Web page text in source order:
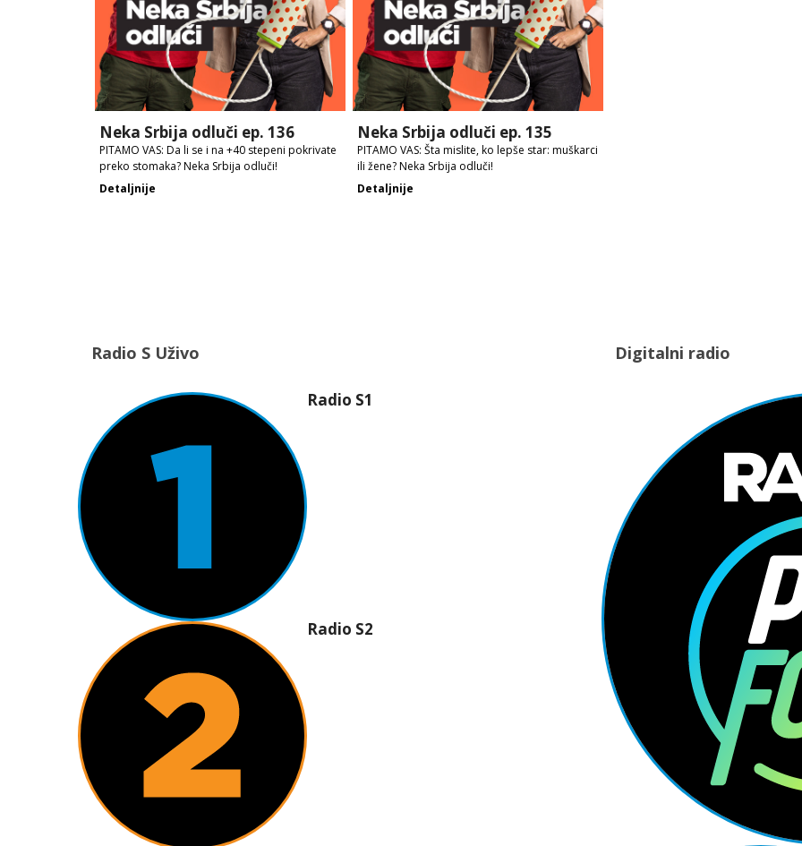
Neka Srbija odluči ep. 136
PITAMO VAS: Da li se i na +40 stepeni pokrivate
preko stomaka? Neka Srbija odluči!
Detaljnije
Neka Srbija odluči ep. 135
PITAMO VAS: Šta mislite, ko lepše star: muškarci
ili žene? Neka Srbija odluči!
Detaljnije
Radio S Uživo
Radio S1
Radio S2
Digitalni radio